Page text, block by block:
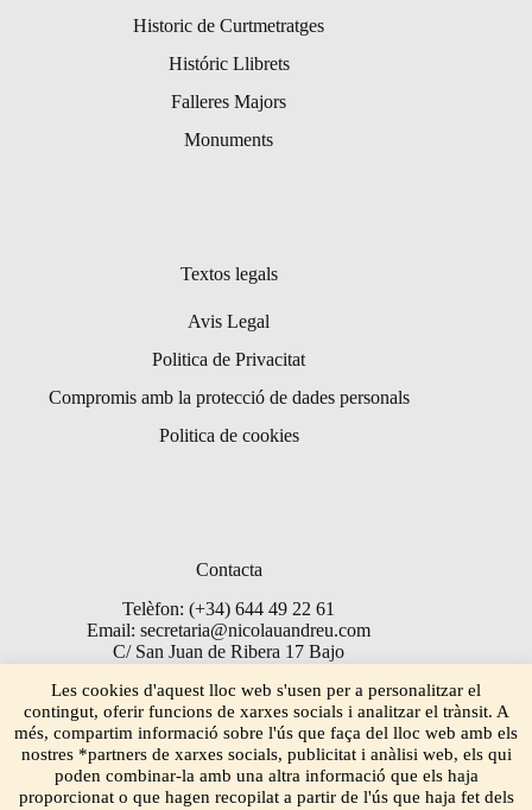
Historic de Curtmetratges
Históric Llibrets
Falleres Majors
Monuments
Textos legals
Avis Legal
Politica de Privacitat
Compromis amb la protecció de dades personals
Politica de cookies
Contacta
Telèfon: (+34) 644 49 22 61
Email: secretaria@nicolauandreu.com
C/ San Juan de Ribera 17 Bajo
Les cookies d'aquest lloc web s'usen per a personalitzar el
contingut, oferir funcions de xarxes socials i analitzar el trànsit. A
més, compartim informació sobre l'ús que faça del lloc web amb els
nostres *partners de xarxes socials, publicitat i anàlisi web, els qui
poden combinar-la amb una altra informació que els haja
proporcionat o que hagen recopilat a partir de l'ús que haja fet dels